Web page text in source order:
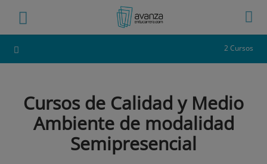
2 Cursos
Cursos de Calidad y Medio
Ambiente de modalidad
Semipresencial